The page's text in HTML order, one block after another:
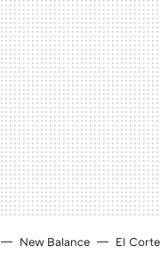
New Balance El